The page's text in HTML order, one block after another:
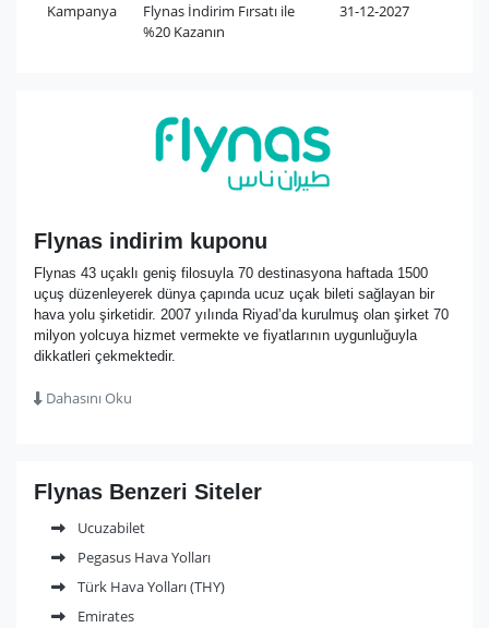
Kampanya
Flynas İndirim Fırsatı ile
%20 Kazanın
31-12-2027
Flynas indirim kuponu
Flynas 43 uçaklı geniş filosuyla 70 destinasyona haftada 1500
uçuş düzenleyerek dünya çapında ucuz uçak bileti sağlayan bir
hava yolu şirketidir. 2007 yılında Riyad’da kurulmuş olan şirket 70
milyon yolcuya hizmet vermekte ve fiyatlarının uygunluğuyla
dikkatleri çekmektedir.
Dahasını Oku
Flynas Benzeri Siteler
Ucuzabilet
Pegasus Hava Yolları
Türk Hava Yolları (THY)
Emirates